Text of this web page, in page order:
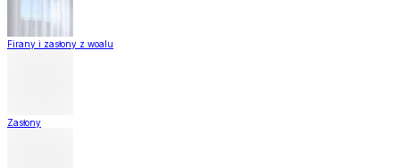
Firany i zasłony z woalu
Zasłony